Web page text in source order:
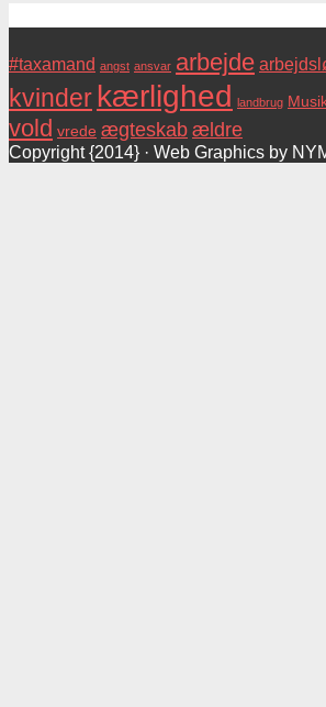
#taxamand angst ansvar arbejde
kvinder kærlighed landbrug
vold vrede ægteskabældre
Copyright {2014} · Web Graphics by